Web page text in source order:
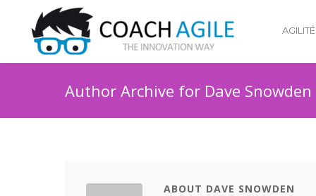
AGILITÉ
Author Archive for Dave Snowden
ABOUT DAVE SNOWDEN